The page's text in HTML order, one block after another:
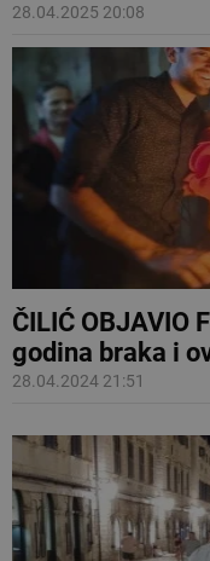
28.04.2025 20:08
ČILIĆ OBJAVIO
godina braka i
28.04.2024 21:51